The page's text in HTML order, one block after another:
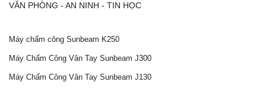
VĂN PHÒNG - AN NINH - TIN HỌC
Máy chấm công Sunbeam K250
Máy Chấm Công Vân Tay Sunbeam J300
Máy Chấm Công Vân Tay Sunbeam J130